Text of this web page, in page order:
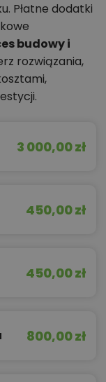
Płatne dodatki
budowy i
rozwiązania,
3 000,00 zł
450,00 zł
450,00 zł
800,00 zł